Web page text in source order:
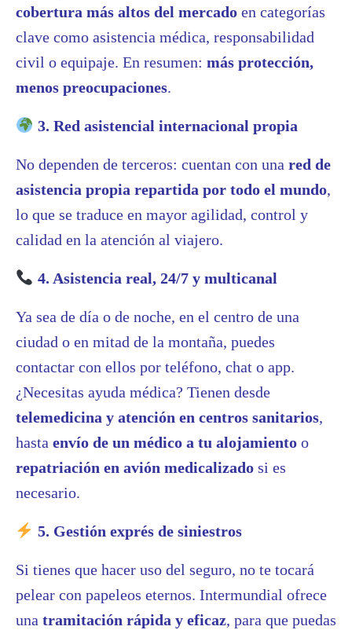
cobertura más altos del mercado en categorías
clave como asistencia médica, responsabilidad
civil o equipaje. En resumen: más protección,
menos preocupaciones.
3. Red asistencial internacional propia
No dependen de terceros: cuentan con una red de
asistencia propia repartida por todo el mundo,
lo que se traduce en mayor agilidad, control y
calidad en la atención al viajero.
4. Asistencia real, 24/7 y multicanal
Ya sea de día o de noche, en el centro de una
ciudad o en mitad de la montaña, puedes
contactar con ellos por teléfono, chat o app.
¿Necesitas ayuda médica? Tienen desde
telemedicina y atención en centros sanitarios,
hasta envío de un médico a tu alojamiento o
repatriación en avión medicalizado si es
necesario.
5. Gestión exprés de siniestros
Si tienes que hacer uso del seguro, no te tocará
pelear con papeleos eternos. Intermundial ofrece
una tramitación rápida y eficaz, para que puedas